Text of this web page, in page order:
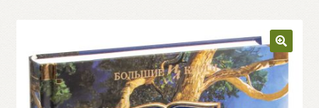
Избранное
Больше